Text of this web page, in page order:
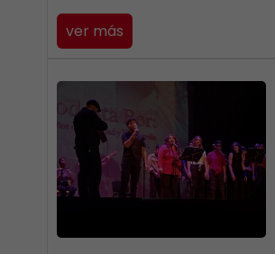
ver más